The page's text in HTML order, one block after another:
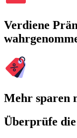
Verdiene
Mehr sparen
Überprüfe